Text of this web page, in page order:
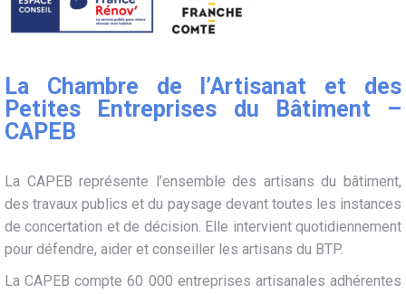
La Chambre de l’Artisanat et des
Petites Entreprises du Bâtiment –
CAPEB
La CAPEB représente l’ensemble des artisans du bâtiment,
des travaux publics et du paysage devant toutes les instances
de concertation et de décision. Elle intervient quotidiennement
pour défendre, aider et conseiller les artisans du BTP.
La CAPEB compte 60 000 entreprises artisanales adhérentes